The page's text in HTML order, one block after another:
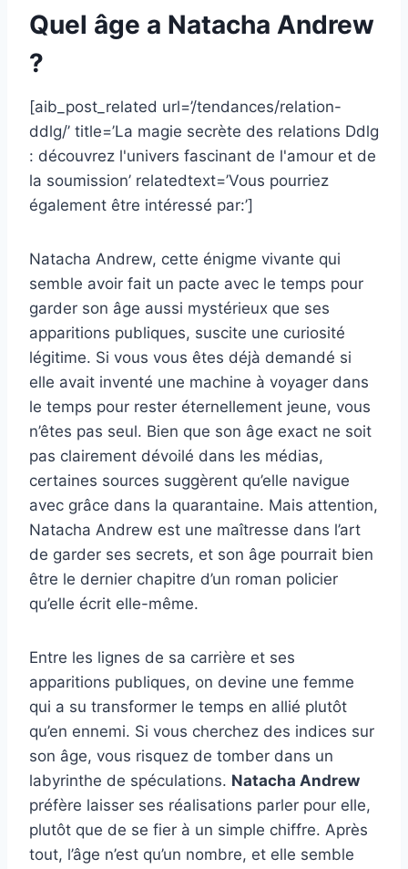
Quel âge a Natacha Andrew
?
[aib_post_related url=’/tendances/relation-
ddlg/’ title=’La magie secrète des relations Ddlg
: découvrez l'univers fascinant de l'amour et de
la soumission’ relatedtext=’Vous pourriez
également être intéressé par:’]
Natacha Andrew, cette énigme vivante qui
semble avoir fait un pacte avec le temps pour
garder son âge aussi mystérieux que ses
apparitions publiques, suscite une curiosité
légitime. Si vous vous êtes déjà demandé si
elle avait inventé une machine à voyager dans
le temps pour rester éternellement jeune, vous
n’êtes pas seul. Bien que son âge exact ne soit
pas clairement dévoilé dans les médias,
certaines sources suggèrent qu’elle navigue
avec grâce dans la quarantaine. Mais attention,
Natacha Andrew est une maîtresse dans l’art
de garder ses secrets, et son âge pourrait bien
être le dernier chapitre d’un roman policier
qu’elle écrit elle-même.
Entre les lignes de sa carrière et ses
apparitions publiques, on devine une femme
qui a su transformer le temps en allié plutôt
qu’en ennemi. Si vous cherchez des indices sur
son âge, vous risquez de tomber dans un
labyrinthe de spéculations. Natacha Andrew
préfère laisser ses réalisations parler pour elle,
plutôt que de se fier à un simple chiffre. Après
tout, l’âge n’est qu’un nombre, et elle semble